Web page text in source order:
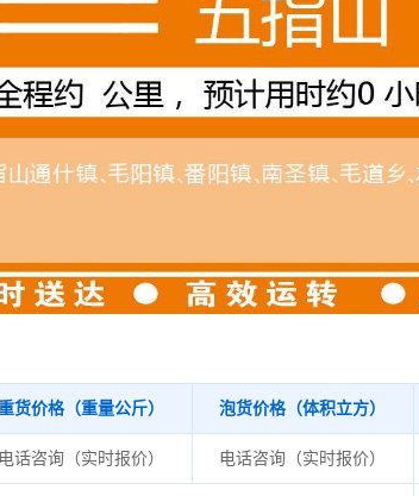
货价格（重量公斤） 泡货价格（体积立方）
电话咨询（实时报价） 电话咨询（实时报价）